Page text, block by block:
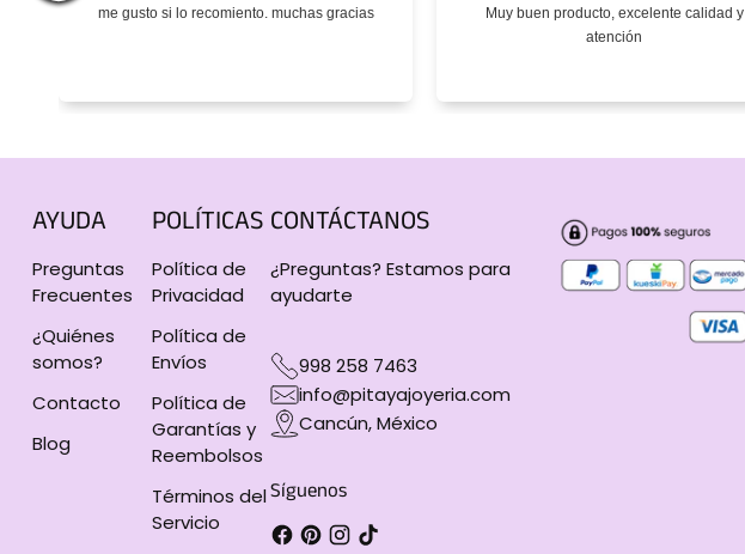
me gusto si lo recomiento. muchas gracias
Muy buen producto, excelente calidad y
atención
AYUDA
Preguntas
Frecuentes
¿Quiénes
somos?
Contacto
Blog
POLÍTICAS
Política de
Privacidad
Política de
Envíos
Política de
Garantías y
Reembolsos
Términos del
Servicio
CONTÁCTANOS
¿Preguntas? Estamos para
ayudarte
998 258 7463
info@pitayajoyeria.com
Cancún, México
Síguenos